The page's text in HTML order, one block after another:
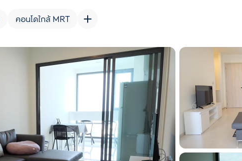
คอนโดใกล้ MRT
เพิ่มยูนิตเปรียบเทียบ
รายการที่ 2